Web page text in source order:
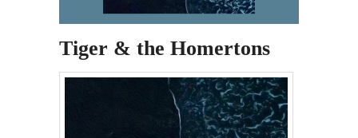
Tiger & the Homertons